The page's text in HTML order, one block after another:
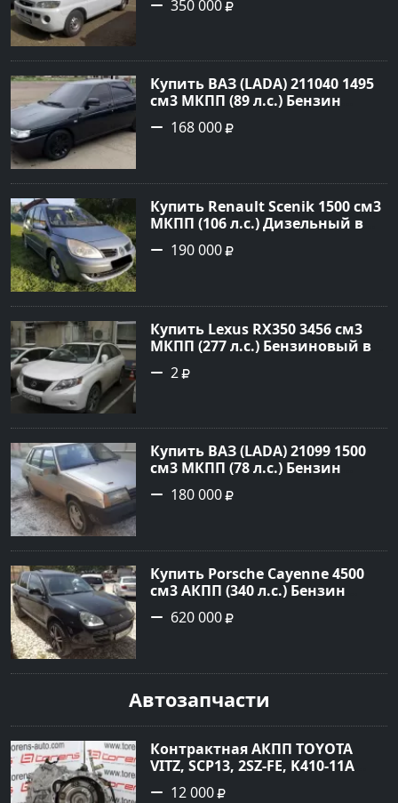
цвет белый Фургон 2014 года
Авторынок23
350 000
Купить ВАЗ (LADA) 211040 1495
см3 МКПП (89 л.с.) Бензин
инжектор в Краснодвр: цвет
Черный Седан 2007 года по
Авторынок23
168 000
Купить Renault Scenik 1500 см3
МКПП (106 л.с.) Дизельный в
Белореченск: цвет Голубой
Универсал 2007 года по цене
190 000
Купить Lexus RX350 3456 см3
МКПП (277 л.с.) Бензиновый в
Краснодар: цвет
Перламутрово-белый
№3746 на сайте Авторынок23
2
Купить ВАЗ (LADA) 21099 1500
см3 МКПП (78 л.с.) Бензин
инжектор в Гостагаевская :
цвет Серебряный Седан 2001
Авторынок23
180 000
Купить Porsche Cayenne 4500
см3 АКПП (340 л.с.) Бензин
турбонаддув в Новороссийск:
цвет черный Внедорожник
сайте Авторынок23
620 000
Автозапчасти
Контрактная АКПП TOYOTA
VITZ, SCP13, 2SZ-FE, K410-11A
Ростов
12 000